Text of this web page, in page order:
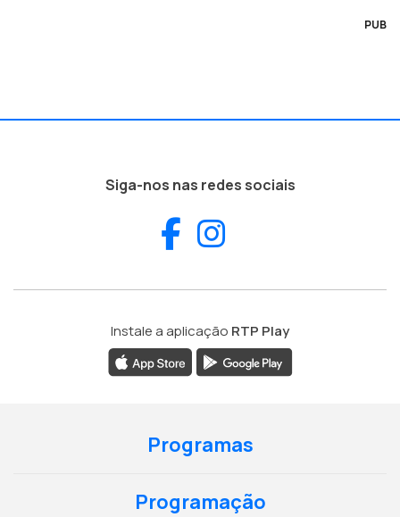
PUB
Siga-nos nas redes sociais
Facebook
Instale a aplicação RTP Play
Programas
Programação